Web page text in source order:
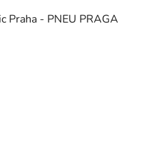
Praha - PNEU PRAGA